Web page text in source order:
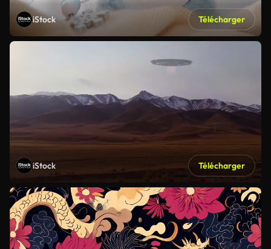
iStock Télécharger
iStock Télécharger